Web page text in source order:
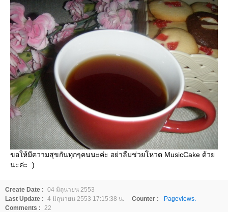
ขอให้มีความสุขกันทุกๆคนนะค่ะ อย่าลืมช่วยโหวต MusicCake ด้ว
นะค่ะ :)
Create Date : 04 มิถุนายน 2553
Last Update : 4 มิถุนายน 2553 17:15:38 น. Counter :
Pageviews.
Comments :
22